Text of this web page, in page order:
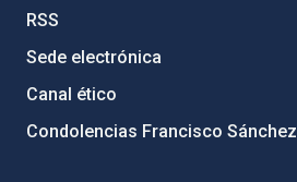
RSS
Sede electrónica
Canal ético
Condolencias Francisco Sánchez